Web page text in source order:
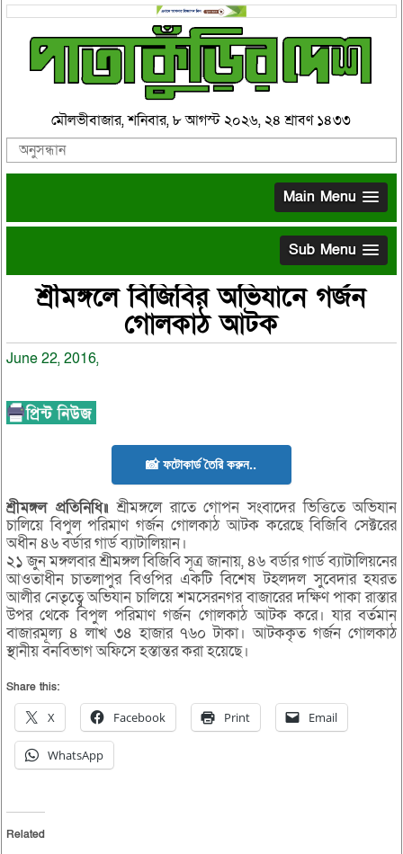
মৌলভীবাজার, শনিবার, ৮ আগস্ট ২০২৬, ২৪ শ্রাবণ ১৪৩৩
Main Menu
Sub Menu
শ্রীমঙ্গলে বিজিবির অভিযানে গর্জন
গোলকাঠ আটক
June 22, 2016,
📸 ফটোকার্ড তৈরি করুন..
শ্রীমঙ্গল প্রতিনিধি॥ শ্রীমঙ্গলে রাতে গোপন সংবাদের ভিত্তিতে অভিযান
চালিয়ে বিপুল পরিমাণ গর্জন গোলকাঠ আটক করেছে বিজিবি সেক্টরের
অধীন ৪৬ বর্ডার গার্ড ব্যাটালিয়ান।
২১ জুন মঙ্গলবার শ্রীমঙ্গল বিজিবি সূত্র জানায়, ৪৬ বর্ডার গার্ড ব্যাটালিয়নের
আওতাধীন চাতলাপুর বিওপির একটি বিশেষ টহলদল সুবেদার হযরত
আলীর নেতৃত্বে অভিযান চালিয়ে শমসেরনগর বাজারের দক্ষিণ পাকা রাস্তার
উপর থেকে বিপুল পরিমাণ গর্জন গোলকাঠ আটক করে। যার বর্তমান
বাজারমূল্য ৪ লাখ ৩৪ হাজার ৭৬০ টাকা। আটককৃত গর্জন গোলকাঠ
স্থানীয় বনবিভাগ অফিসে হস্তান্তর করা হয়েছে।
Share this:
X Facebook Print Email
WhatsApp
Related